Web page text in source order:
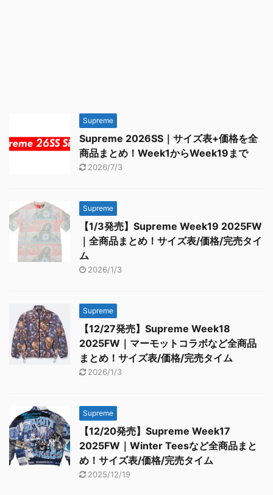
Supreme
Supreme 2026SS｜サイズ表+価格を全
商品まとめ！Week1からWeek19まで
2026/7/3
Supreme
【1/3発売】Supreme Week19 2025FW
｜全商品まとめ！サイズ表/価格/完売タイ
ム
2026/1/3
Supreme
【12/27発売】Supreme Week18
2025FW｜マーモットコラボなど全商品
まとめ！サイズ表/価格/完売タイム
2026/1/3
Supreme
【12/20発売】Supreme Week17
2025FW｜Winter Teesなど全商品まと
め！サイズ表/価格/完売タイム
2025/12/19